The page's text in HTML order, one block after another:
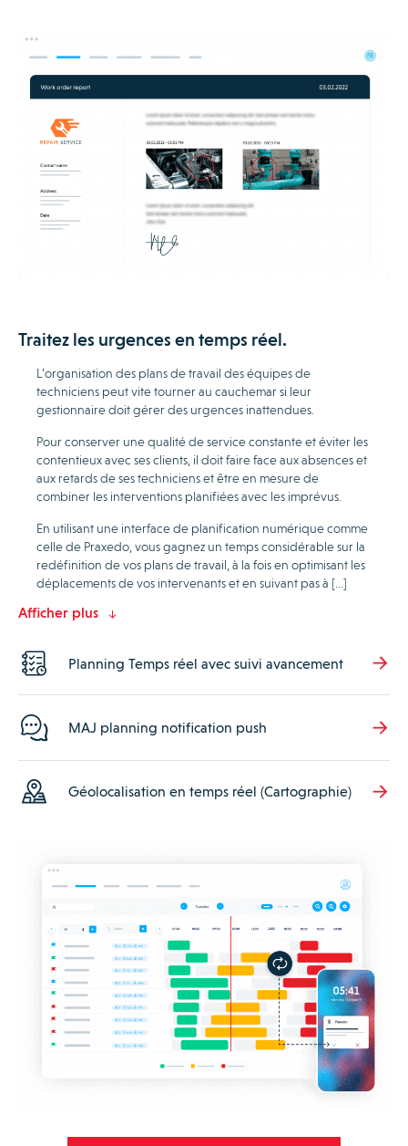
Traitez les urgences en temps réel.
L’organisation des plans de travail des équipes de
techniciens peut vite tourner au cauchemar si leur
gestionnaire doit gérer des urgences inattendues.
Pour conserver une qualité de service constante et éviter les
contentieux avec ses clients, il doit faire face aux absences et
aux retards de ses techniciens et être en mesure de
combiner les interventions planifiées avec les imprévus.
En utilisant une interface de planification numérique comme
celle de Praxedo, vous gagnez un temps considérable sur la
redéfinition de vos plans de travail, à la fois en optimisant les
déplacements de vos intervenants et en suivant pas à […]
Afficher plus
Planning Temps réel avec suivi avancement
MAJ planning notification push
Géolocalisation en temps réel (Cartographie)